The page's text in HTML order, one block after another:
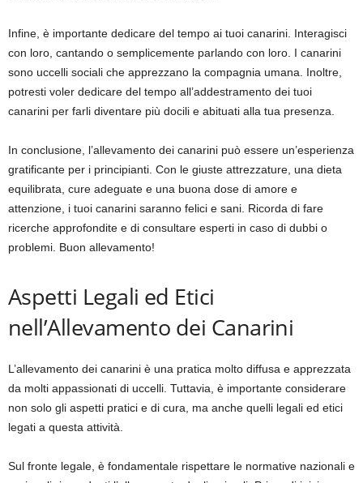
Infine, è importante dedicare del tempo ai tuoi canarini. Interagisci
con loro, cantando o semplicemente parlando con loro. I canarini
sono uccelli sociali che apprezzano la compagnia umana. Inoltre,
potresti voler dedicare del tempo all’addestramento dei tuoi
canarini per farli diventare più docili e abituati alla tua presenza.
In conclusione, l’allevamento dei canarini può essere un’esperienza
gratificante per i principianti. Con le giuste attrezzature, una dieta
equilibrata, cure adeguate e una buona dose di amore e
attenzione, i tuoi canarini saranno felici e sani. Ricorda di fare
ricerche approfondite e di consultare esperti in caso di dubbi o
problemi. Buon allevamento!
Aspetti Legali ed Etici
nell’Allevamento dei Canarini
L’allevamento dei canarini è una pratica molto diffusa e apprezzata
da molti appassionati di uccelli. Tuttavia, è importante considerare
non solo gli aspetti pratici e di cura, ma anche quelli legali ed etici
legati a questa attività.
Sul fronte legale, è fondamentale rispettare le normative nazionali e